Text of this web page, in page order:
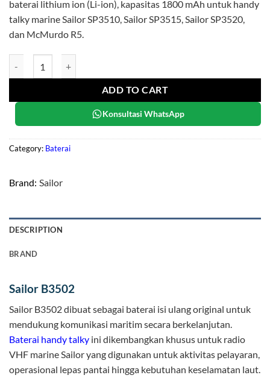
baterai lithium ion (Li-ion), kapasitas 1800 mAh untuk handy
talky marine Sailor SP3510, Sailor SP3515, Sailor SP3520,
dan McMurdo R5.
ADD TO CART
Konsultasi WhatsApp
Category: Baterai
Brand: Sailor
DESCRIPTION
BRAND
Sailor B3502
Sailor B3502 dibuat sebagai baterai isi ulang original untuk
mendukung komunikasi maritim secara berkelanjutan.
Baterai handy talky ini dikembangkan khusus untuk radio
VHF marine Sailor yang digunakan untuk aktivitas pelayaran,
operasional lepas pantai hingga kebutuhan keselamatan laut.